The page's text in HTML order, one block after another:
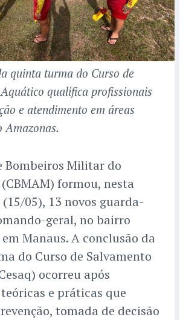
quinta turma do Curso de
qualifica profissionais
e atendimento em áreas
Amazonas.
Bombeiros Militar do
formou, nesta
05), 13 novos guarda-
geral, no bairro
Manaus. A conclusão da
do Curso de Salvamento
ocorreu após
e práticas que
tomada de decisão